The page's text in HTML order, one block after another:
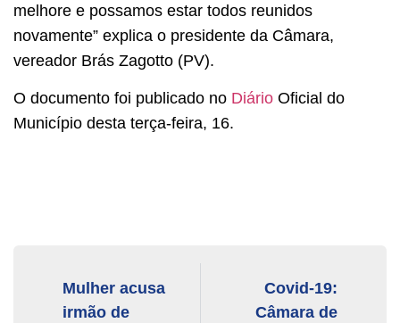
melhore e possamos estar todos reunidos
novamente” explica o presidente da Câmara,
vereador Brás Zagotto (PV).
O documento foi publicado no Diário Oficial do
Município desta terça-feira, 16.
Mulher acusa
irmão de
Covid-19:
Câmara de